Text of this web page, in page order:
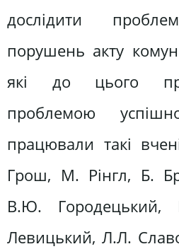
дослідити
порушень акту
які до цього
проблемою
працювали такі
Грош, М. Рінгл, Б.
В.Ю. Городецький,
Левицький, Л.Л.